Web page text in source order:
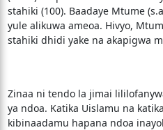
stahiki (100). Baadaye Mtume
yule alikuwa ameoa. Hivyo,
stahiki dhidi yake na akapigwa
Zinaa ni tendo la jimai
ya ndoa. Katika Uislamu na
kibinaadamu hapana ndoa